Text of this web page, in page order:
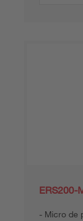
ERS200-
Micro de